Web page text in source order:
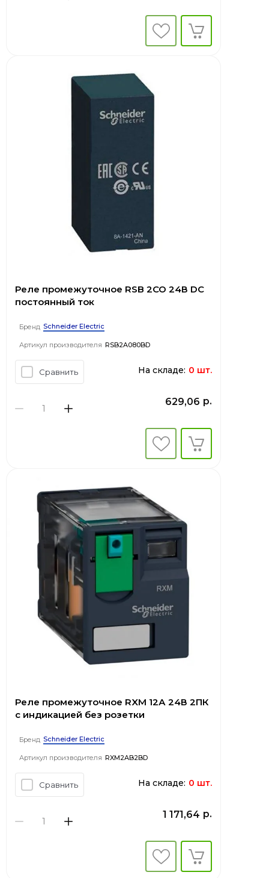
Реле промежуточное RSB 2CO 24В DC
постоянный ток
Бренд Schneider Electric
Артикул производителя RSB2A080BD
Сравнить На складе: 0 шт.
629,06 р.
Реле промежуточное RXM 12А 24В 2ПК
с индикацией без розетки
Бренд Schneider Electric
Артикул производителя RXM2AB2BD
Сравнить На складе: 0 шт.
1 171,64 р.